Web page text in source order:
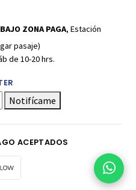
BAJO ZONA PAGA, Estación
pasaje)
de 10-20 hrs.
Notifícame
ACEPTADOS